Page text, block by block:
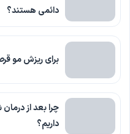
دائمی هستند؟
برای ریزش مو
چرا بعد از
داریم؟